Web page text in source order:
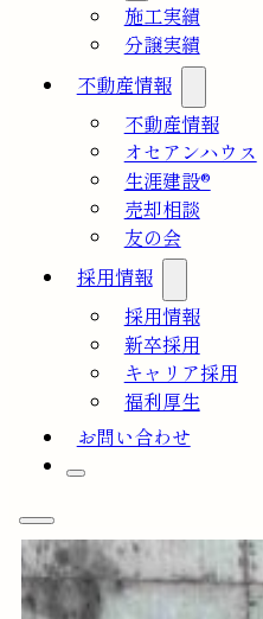
施工実績
分譲実績
不動産情報
不動産情報
オセアンハウス
生涯建設®
売却相談
友の会
採用情報
採用情報
新卒採用
キャリア採用
福利厚生
お問い合わせ